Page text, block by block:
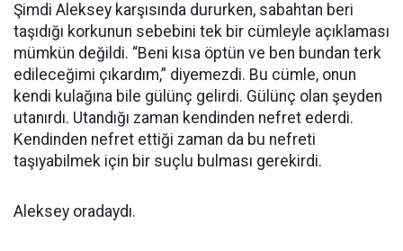
Şimdi Aleksey karşısında dururken, sabahtan beri
taşıdığı korkunun sebebini tek bir cümleyle açıklaması
mümkün değildi. “Beni kısa öptün ve ben bundan terk
edileceğimi çıkardım,” diyemezdi. Bu cümle, onun
kendi kulağına bile gülünç gelirdi. Gülünç olan şeyden
utanırdı. Utandığı zaman kendinden nefret ederdi.
Kendinden nefret ettiği zaman da bu nefreti
taşıyabilmek için bir suçlu bulması gerekirdi.
Aleksey oradaydı.